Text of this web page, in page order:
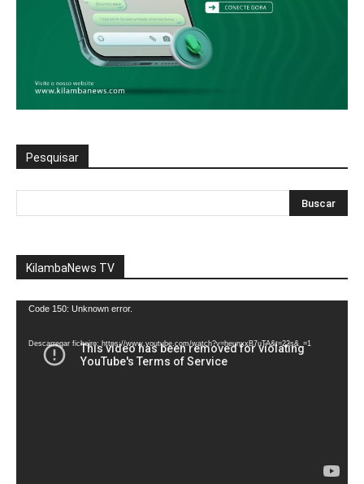
Pesquisar
KilambaNews TV
Reprodutor
vídeo
Code 150: Unknown error.
Descarregar ficheiro: https://www.youtube.com/watch?v=heunxxB7uTA&t=22s&_=1